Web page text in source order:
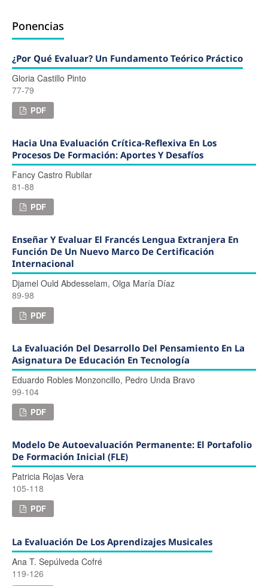
Ponencias
¿Por Qué Evaluar? Un Fundamento Teórico Práctico
Gloria Castillo Pinto
77-79
PDF
Hacia Una Evaluación Crítica-Reflexiva En Los
Procesos De Formación: Aportes Y Desafíos
Fancy Castro Rubilar
81-88
PDF
Enseñar Y Evaluar El Francés Lengua Extranjera En
Función De Un Nuevo Marco De Certificación
Internacional
Djamel Ould Abdesselam, Olga María Díaz
89-98
PDF
La Evaluación Del Desarrollo Del Pensamiento En La
Asignatura De Educación En Tecnología
Eduardo Robles Monzoncillo, Pedro Unda Bravo
99-104
PDF
Modelo De Autoevaluación Permanente: El Portafolio
De Formación Inicial (FLE)
Patricia Rojas Vera
105-118
PDF
La Evaluación De Los Aprendizajes Musicales
Ana T. Sepúlveda Cofré
119-126